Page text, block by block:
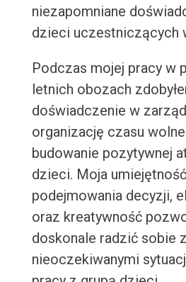
niezapomniane
dzieci uczestniczących
Podczas mojej pracy w
letnich obozach
doświadczenie w
organizację czasu
budowanie pozytywnej
dzieci. Moja
podejmowania decyzji,
oraz kreatywność
doskonale radzić sobie
nieoczekiwanymi